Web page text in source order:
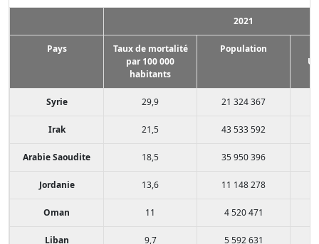
2021
Pays
Taux de mortalité
par 100 000
habitants
Population
Syrie 29,9 21 324 367
Irak 21,5 43 533 592
Arabie Saoudite 18,5 35 950 396
Jordanie 13,6 11 148 278
Oman 11 4 520 471
Liban 9,7 5 592 631